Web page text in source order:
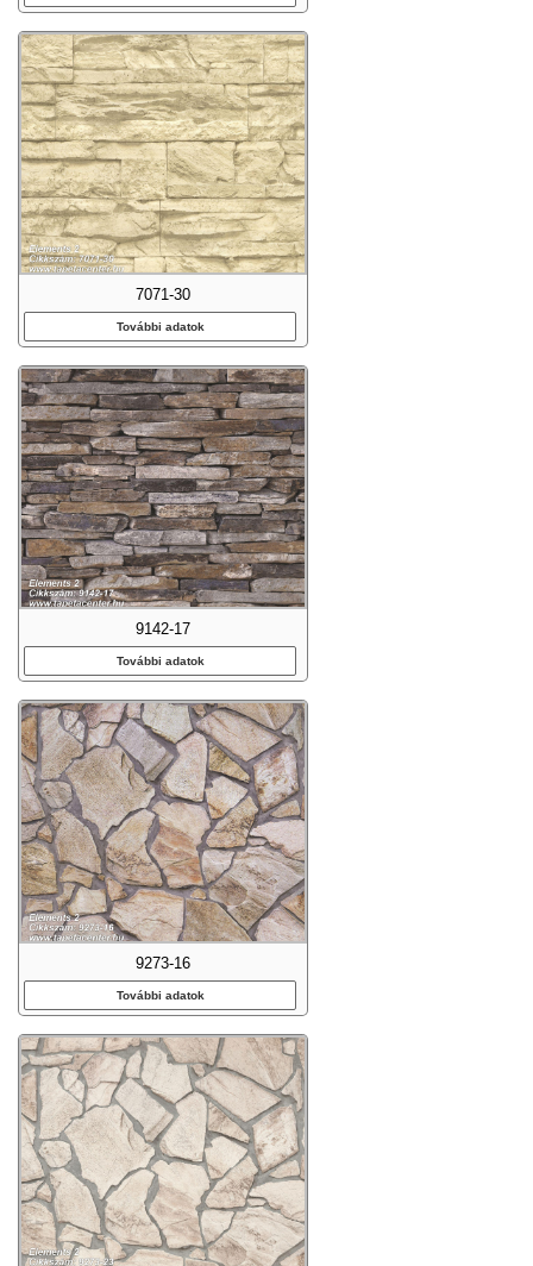
7071-30
További adatok
9142-17
További adatok
9273-16
További adatok